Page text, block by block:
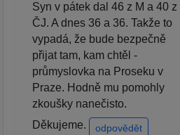
Syn v pátek dal 46 z M a 40 z
ČJ. A dnes 36 a 36. Takže to
vypadá, že bude bezpečně
přijat tam, kam chtěl -
průmyslovka na Proseku v
Praze. Hodně mu pomohly
zkoušky nanečisto.
Děkujeme.
odpovědět